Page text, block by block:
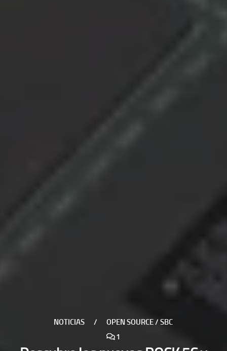
NOTICIAS /
OPEN SOURCE / SBC
1